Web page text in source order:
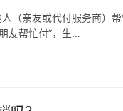
（亲友或代付服务商）
友帮忙付”，生…